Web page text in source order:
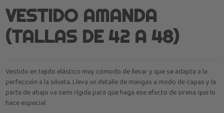
VESTIDO AMANDA
(TALLAS DE 42 A 48)
Vestido en tejido elástico muy cómodo de llevar y que se adapta a la
perfección a la silueta. Lleva un detalle de mangas a modo de capas y la
parte de abajo va semi rígida para que haga ese efecto de sirena que lo
hace especial.